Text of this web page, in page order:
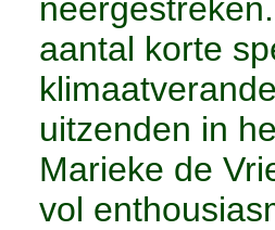
aantal korte
uitzenden in
Marieke de
vol